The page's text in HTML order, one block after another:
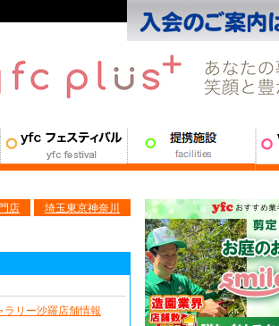
埼玉東京神奈川
店
ラリー沙羅店舗情報